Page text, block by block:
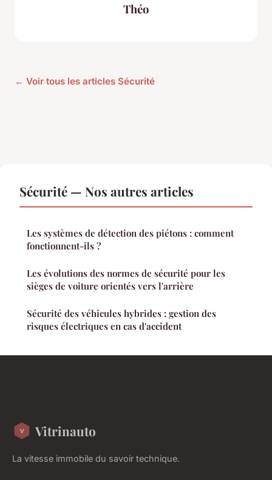
Théo
← Voir tous les articles Sécurité
Sécurité — Nos autres articles
Les systèmes de détection des piétons : comment
fonctionnent-ils ?
Les évolutions des normes de sécurité pour les
sièges de voiture orientés vers l'arrière
Sécurité des véhicules hybrides : gestion des
risques électriques en cas d'accident
Vitrinauto
La vitesse immobile du savoir technique.